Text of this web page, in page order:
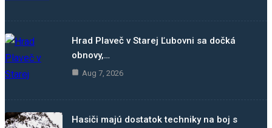
Hrad Plaveč v Starej Ľubovni sa dočká
obnovy,…
Aug 7, 2026
Hasiči majú dostatok techniky na boj s